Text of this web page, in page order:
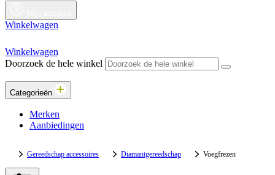
Winkelwagen
Winkelwagen
Doorzoek de hele winkel
Categorieën
Merken
Aanbiedingen
Gereedschap accessoires Diamantgereedschap Voegfrezen